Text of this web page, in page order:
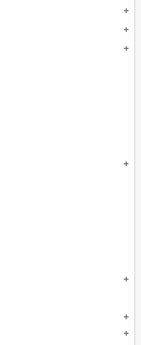
add
add
add
add
add
add
add